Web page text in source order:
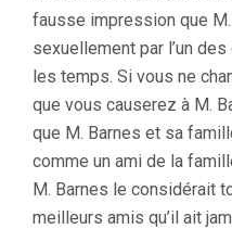
fausse impression que
sexuellement par l’un
les temps. Si vous ne
que vous causerez à M.
que M. Barnes et sa
comme un ami de la
M. Barnes le considérait
meilleurs amis qu’il ait